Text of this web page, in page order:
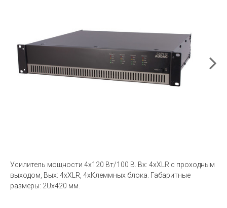
Усилитель мощности 4х120 Вт/100 В. Вх: 4хXLR с проходным
выходом, Вых: 4xXLR, 4хКлеммных блока. Габаритные
размеры: 2Uх420 мм.